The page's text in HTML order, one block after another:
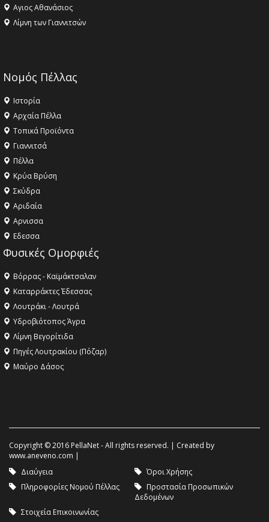
Αγιος Αθανάσιος
Λίμνη των Γιαννιτσών
Νομός Πέλλας
Ιστορία
Αρχαία Πέλλα
Τοπικά Προϊόντα
Γιαννιτσά
Πέλλα
Κρύα Βρύση
Σκύδρα
Αριδαία
Aρνισσα
Eδεσσα
Φυσικές Ομορφιές
Βόρρας - Καϊμάκτσαλαν
Καταρράκτες Έδεσσας
Λουτράκι - Λουτρά
Υδροβιότοπος Άγρα
Λίμνη Βεγορίτιδα
Πηγές Λουτρακίου (Πόζαρ)
Μαύρο Δάσος
Copyright © 2016 PellaNet - All rights reserved. | Created by
www.aneveno.com |
Διαύγεια
Όροι Χρήσης
Πληροφορίες Νομού Πέλλας
Προστασία Προσωπικών
Δεδομένων
Στοιχεία Επικοινωνίας